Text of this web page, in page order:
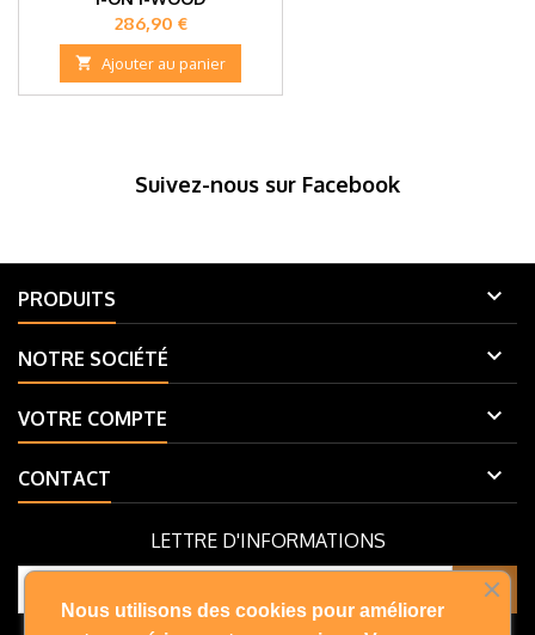
Prix
286,90 €
 Ajouter au panier
Suivez-nous sur Facebook
PRODUITS 
NOTRE SOCIÉTÉ 
VOTRE COMPTE 
CONTACT 
LETTRE D'INFORMATIONS
Vous pouvez vous désinscrire à tout moment. Vous trouverez pour
Nous utilisons des cookies pour améliorer